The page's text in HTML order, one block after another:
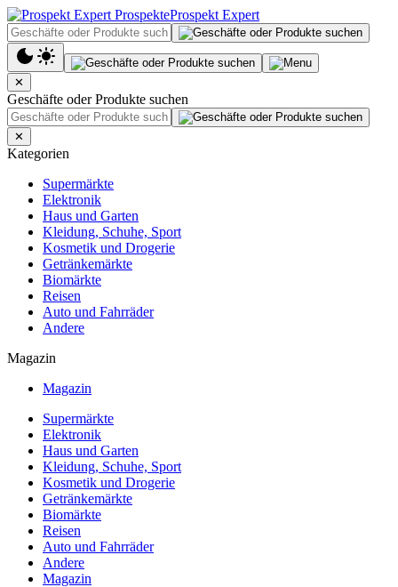
Prospekt Expert
✕
Geschäfte oder Produkte suchen
✕
Kategorien
Supermärkte
Elektronik
Haus und Garten
Kleidung, Schuhe, Sport
Kosmetik und Drogerie
Getränkemärkte
Biomärkte
Reisen
Auto und Fahrräder
Andere
Magazin
Magazin
Supermärkte
Elektronik
Haus und Garten
Kleidung, Schuhe, Sport
Kosmetik und Drogerie
Getränkemärkte
Biomärkte
Reisen
Auto und Fahrräder
Andere
Magazin